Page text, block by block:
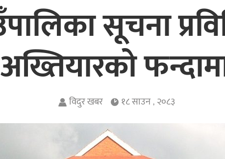
सूचना
अख्तियारको
विदुर खबर १८ साउन , २०८३